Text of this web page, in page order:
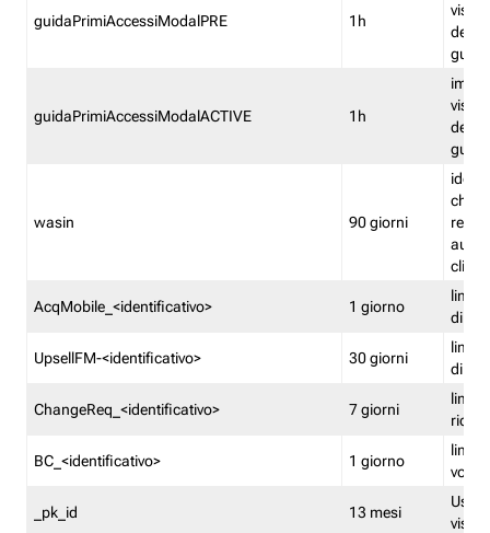
guidaPrimiAccessiModalPRE 1h
della
guidaPrimiAccessiModalACTIVE 1h
della
wasin 90 giorni
che
rete
clienti
AcqMobile_<identificativo> 1 giorno
limita
di
UpsellFM-<identificativo> 30 giorni
limita
di
ChangeReq_<identificativo> 7 giorni
limita
BC_<identificativo> 1 giorno
limita
_pk_id 13 mesi